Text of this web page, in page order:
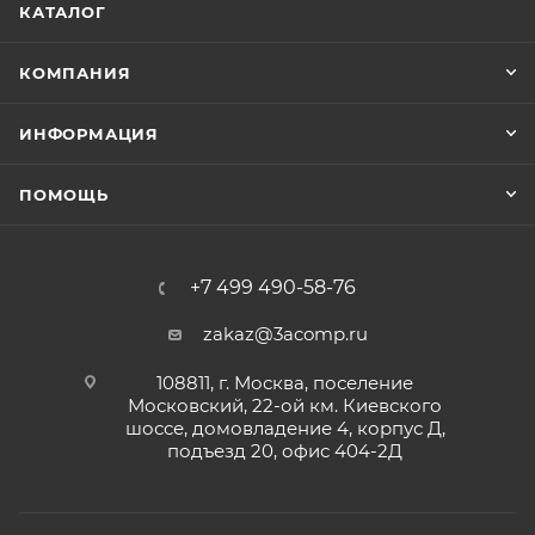
КАТАЛОГ
КОМПАНИЯ
ИНФОРМАЦИЯ
ПОМОЩЬ
+7 499 490-58-76
zakaz@3acomp.ru
108811, г. Москва, поселение
Московский, 22-ой км. Киевского
шоссе, домовладение 4, корпус Д,
подъезд 20, офис 404-2Д